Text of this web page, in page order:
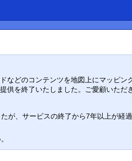
どのコンテンツを地図上にマッピ
を終了いたしました。ご愛顧いただ
が、サービスの終了から7年以上が